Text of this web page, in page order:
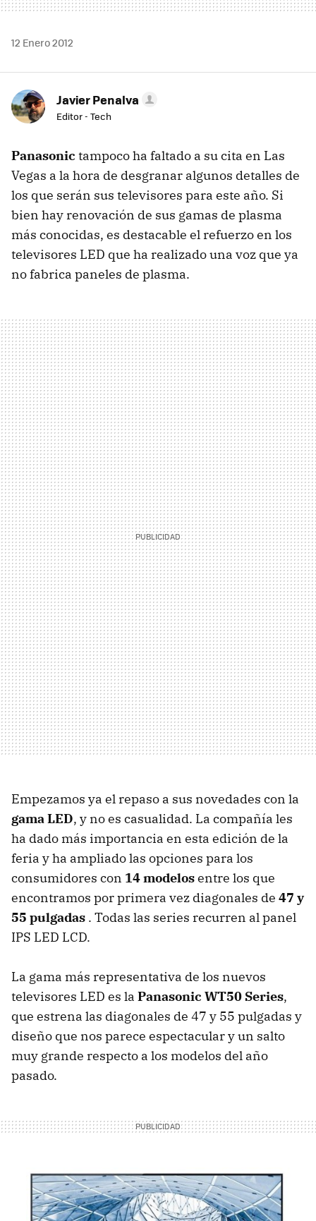
12 Enero 2012
Javier Penalva
Editor - Tech
Panasonic tampoco ha faltado a su cita en Las
Vegas a la hora de desgranar algunos detalles de
los que serán sus televisores para este año. Si
bien hay renovación de sus gamas de plasma
más conocidas, es destacable el refuerzo en los
televisores LED que ha realizado una voz que ya
no fabrica paneles de plasma.
Empezamos ya el repaso a sus novedades con la
gama LED, y no es casualidad. La compañía les
ha dado más importancia en esta edición de la
feria y ha ampliado las opciones para los
consumidores con 14 modelosentre los que
encontramos por primera vez diagonales de 47 y
55 pulgadas . Todas las series recurren al panel
IPS LED LCD.
La gama más representativa de los nuevos
televisores LED es la Panasonic WT50 Series,
que estrena las diagonales de 47 y 55 pulgadas y
diseño que nos parece espectacular y un salto
muy grande respecto a los modelos del año
pasado.